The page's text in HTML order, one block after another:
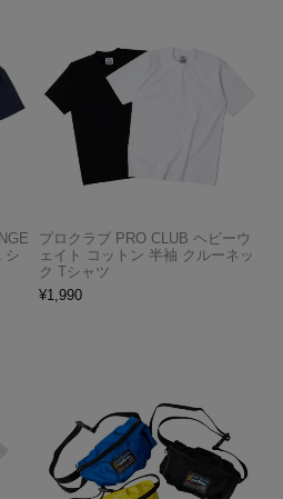
シ
プロクラブ PRO CLUB ヘビーウ
ェイト コットン 半袖 クルーネッ
ク Tシャツ
¥1,990